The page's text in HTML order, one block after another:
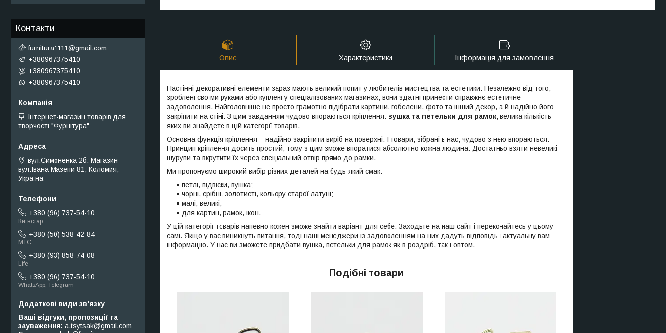
Опис Характеристики Інформація для замовлення
Настінні декоративні елементи зараз мають великий попит у любителів мистецтва та естетики. Незалежно від того,
зроблені своїми руками або куплені у спеціалізованих магазинах, вони здатні принести справжнє естетичне
задоволення. Найголовніше не просто грамотно підібрати картини, гобелени, фото та інший декор, а й надійно його
закріпити на стіні. З цим завданням чудово впораються кріплення: вушка та петельки для рамок, велика кількість
яких ви знайдете в цій категорії товарів.
Основна функція кріплення – надійно закріпити виріб на поверхні. І товари, зібрані в нас, чудово з нею впораються.
Принцип кріплення досить простий, тому з цим зможе впоратися абсолютно кожна людина. Достатньо взяти невеликі
шурупи та вкрутити їх через спеціальний отвір прямо до рамки.
Ми пропонуємо широкий вибір різних деталей на будь-який смак:
петлі, підвіски, вушка;
чорні, срібні, золотисті, кольору старої латуні;
малі, великі;
для картин, рамок, ікон.
У цій категорії товарів напевно кожен зможе знайти варіант для себе. Заходьте на наш сайт і переконайтесь у цьому
самі. Якщо у вас виникнуть питання, тоді наші менеджери із задоволенням на них дадуть відповідь і актуальну вам
інформацію. У нас ви зможете придбати вушка, петельки для рамок як в роздріб, так і оптом.
Подібні товари
Контакти
furnitura1111@gmail.com
+380967375410
+380967375410
+380967375410
Інтернет-магазин товарів для
творчості "Фурнітура"
вул.Симоненка 2б. Магазин
вул.Івана Мазепи 81, Коломия,
Україна
+380 (96) 737-54-10
Київстар
+380 (50) 538-42-84
МТС
+380 (93) 858-74-08
Life
+380 (96) 737-54-10
WhatsApp, Telegram
Ваші відгуки, пропозиції та
зауваження a.tsytsak@gmail.com